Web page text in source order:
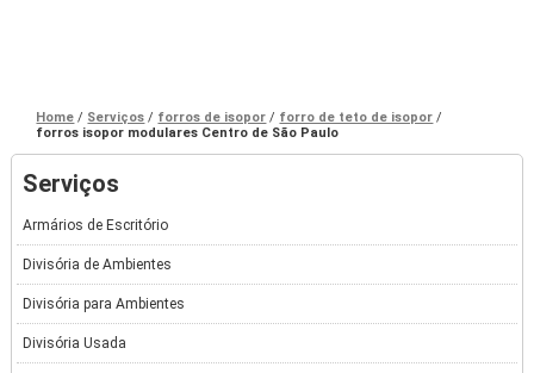
Home Serviços forros de isopor
forro de teto de isopor
forros isopor modulares Centro de São Paulo
Serviços
Armários de Escritório
Divisória de Ambientes
Divisória para Ambientes
Divisória Usada